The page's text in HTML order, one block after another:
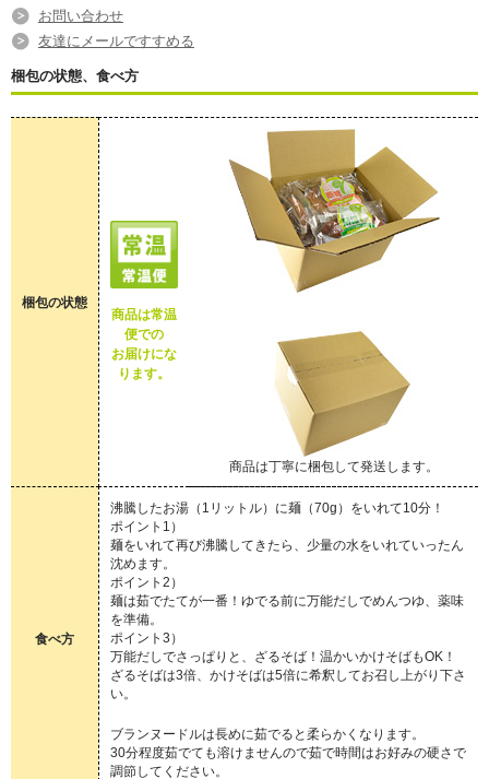
お問い合わせ
友達にメールですすめる
梱包の状態、食べ方
梱包の状態
商品は常温
便での
お届けにな
ります。
商品は丁寧に梱包して発送します。
食べ方
沸騰したお湯（1リットル）に麺（70g）をいれて10分！
ポイント1）
麺をいれて再び沸騰してきたら、少量の水をいれていったん
沈めます。
ポイント2）
麺は茹でたてが一番！ゆでる前に万能だしでめんつゆ、薬味
を準備。
ポイント3）
万能だしでさっぱりと、ざるそば！温かいかけそばもOK！
ざるそばは3倍、かけそばは5倍に希釈してお召し上がり下さ
い。
ブランヌードルは長めに茹でると柔らかくなります。
30分程度茹でても溶けませんので茹で時間はお好みの硬さで
調節してください。